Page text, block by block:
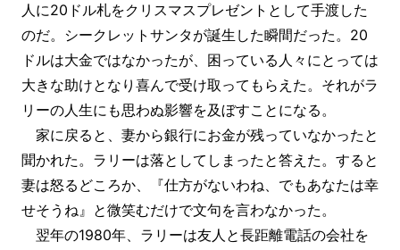
人に20ドル札をクリスマスプレゼントとして手渡した
のだ。シークレットサンタが誕生した瞬間だった。20
ドルは大金ではなかったが、困っている人々にとっては
大きな助けとなり喜んで受け取ってもらえた。それがラ
リーの人生にも思わぬ影響を及ぼすことになる。
家に戻ると、妻から銀行にお金が残っていなかったと
聞かれた。ラリーは落としてしまったと答えた。すると
妻は怒るどころか、『仕方がないわね、でもあなたは幸
せそうね』と微笑むだけで文句を言わなかった。
翌年の1980年、ラリーは友人と長距離電話の会社を